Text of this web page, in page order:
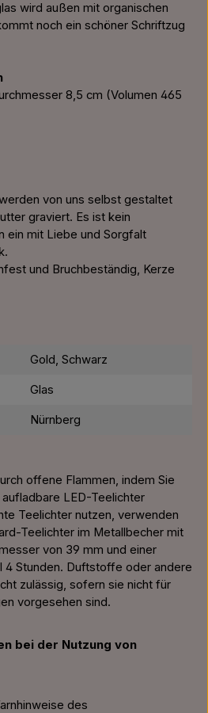
wird außen mit organischen
noch ein schöner Schriftzug
8,5 cm (Volumen 465
von uns selbst gestaltet
graviert. Es ist kein
ein mit Liebe und Sorgfalt
und Bruchbeständig, Kerze
Gold, Schwarz
Glas
Nürnberg
offene Flammen, indem Sie
LED-Teelichter
Teelichter nutzen, verwenden
Teelichter im Metallbecher mit
von 39 mm und einer
4 Stunden. Duftstoffe oder andere
zulässig, sofern sie nicht für
vorgesehen sind.
bei der Nutzung von
des